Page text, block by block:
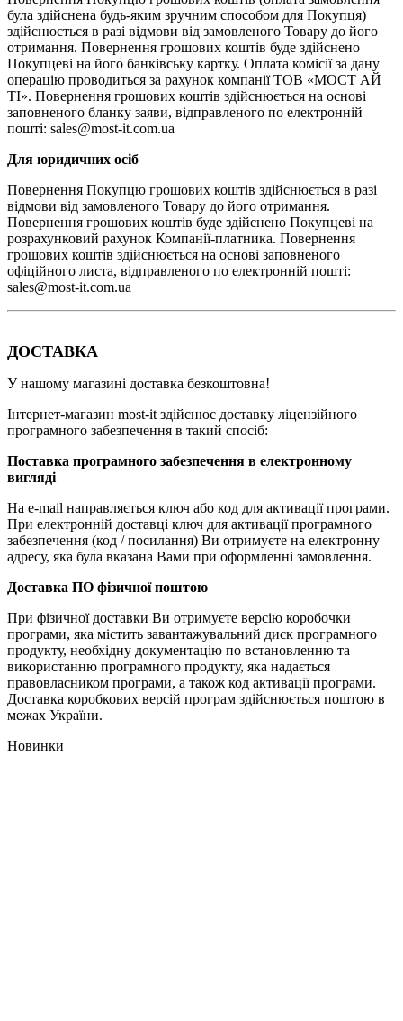
була здійснена будь-яким зручним способом для Покупця)
здійснюється в разі відмови від замовленого Товару до його
отримання. Повернення грошових коштів буде здійснено
Покупцеві на його банківську картку. Оплата комісії за дану
операцію проводиться за рахунок компанії ТОВ «МОСТ АЙ
ТІ». Повернення грошових коштів здійснюється на основі
заповненого бланку заяви, відправленого по електронній
пошті: sales@most-it.com.ua
Для юридичних осіб
Повернення Покупцю грошових коштів здійснюється в разі
відмови від замовленого Товару до його отримання.
Повернення грошових коштів буде здійснено Покупцеві на
розрахунковий рахунок Компанії-платника. Повернення
грошових коштів здійснюється на основі заповненого
офіційного листа, відправленого по електронній пошті:
sales@most-it.com.ua
ДОСТАВКА
У нашому магазині доставка безкоштовна!
Інтернет-магазин most-it здійснює доставку ліцензійного
програмного забезпечення в такий спосіб:
Поставка програмного забезпечення в електронному
вигляді
На e-mail направляється ключ або код для активації програми.
При електронній доставці ключ для активації програмного
забезпечення (код / ​​посилання) Ви отримуєте на електронну
адресу, яка була вказана Вами при оформленні замовлення.
Доставка ПО фізичної поштою
При фізичної доставки Ви отримуєте версію коробочки
програми, яка містить завантажувальний диск програмного
продукту, необхідну документацію по встановленню та
використанню програмного продукту, яка надається
правовласником програми, а також код активації програми.
Доставка коробкових версій програм здійснюється поштою в
межах України.
Новинки